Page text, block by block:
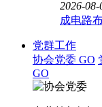
2026-08-
成电路
党群工作
协会党委 GO
GO